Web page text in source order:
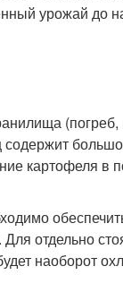
урожай до
картофеля в
отдельно
наоборот